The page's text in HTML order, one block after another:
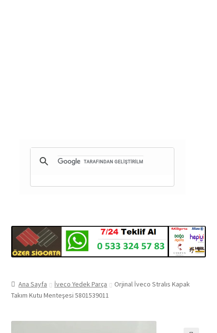
Ana Sayfa İveco Yedek Parça
Orjinal İveco Stralıs Kapak
Takım Kutu Menteşesi 5801539011